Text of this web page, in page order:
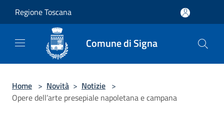
Regione Toscana
Comune di Signa
Home > Novità > Notizie >
Opere dell’arte presepiale napoletana e campana